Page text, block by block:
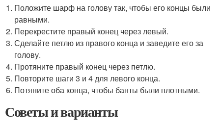
Положите шарф на голову так, чтобы его концы были
равными.
Перекрестите правый конец через левый.
Сделайте петлю из правого конца и заведите его за
голову.
Протяните правый конец через петлю.
Повторите шаги 3 и 4 для левого конца.
Потяните оба конца, чтобы банты были плотными.
Советы и варианты